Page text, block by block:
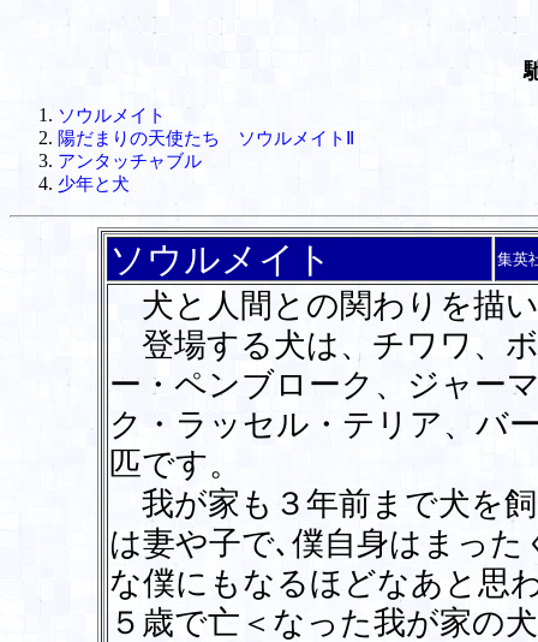
ソウルメイト
陽だまりの天使たち ソウルメイトⅡ
アンタッチャブル
少年と犬
ソウルメイト 集英
犬と人間との関わりを描
登場する犬は、チワワ、
ー・ペンブローク、ジャー
ク・ラッセル・テリア、バ
匹です。
我が家も３年前まで犬を
は妻や子で､僕自身はまっ
な僕にもなるほどなあと思
５歳で亡＜なった我が家の